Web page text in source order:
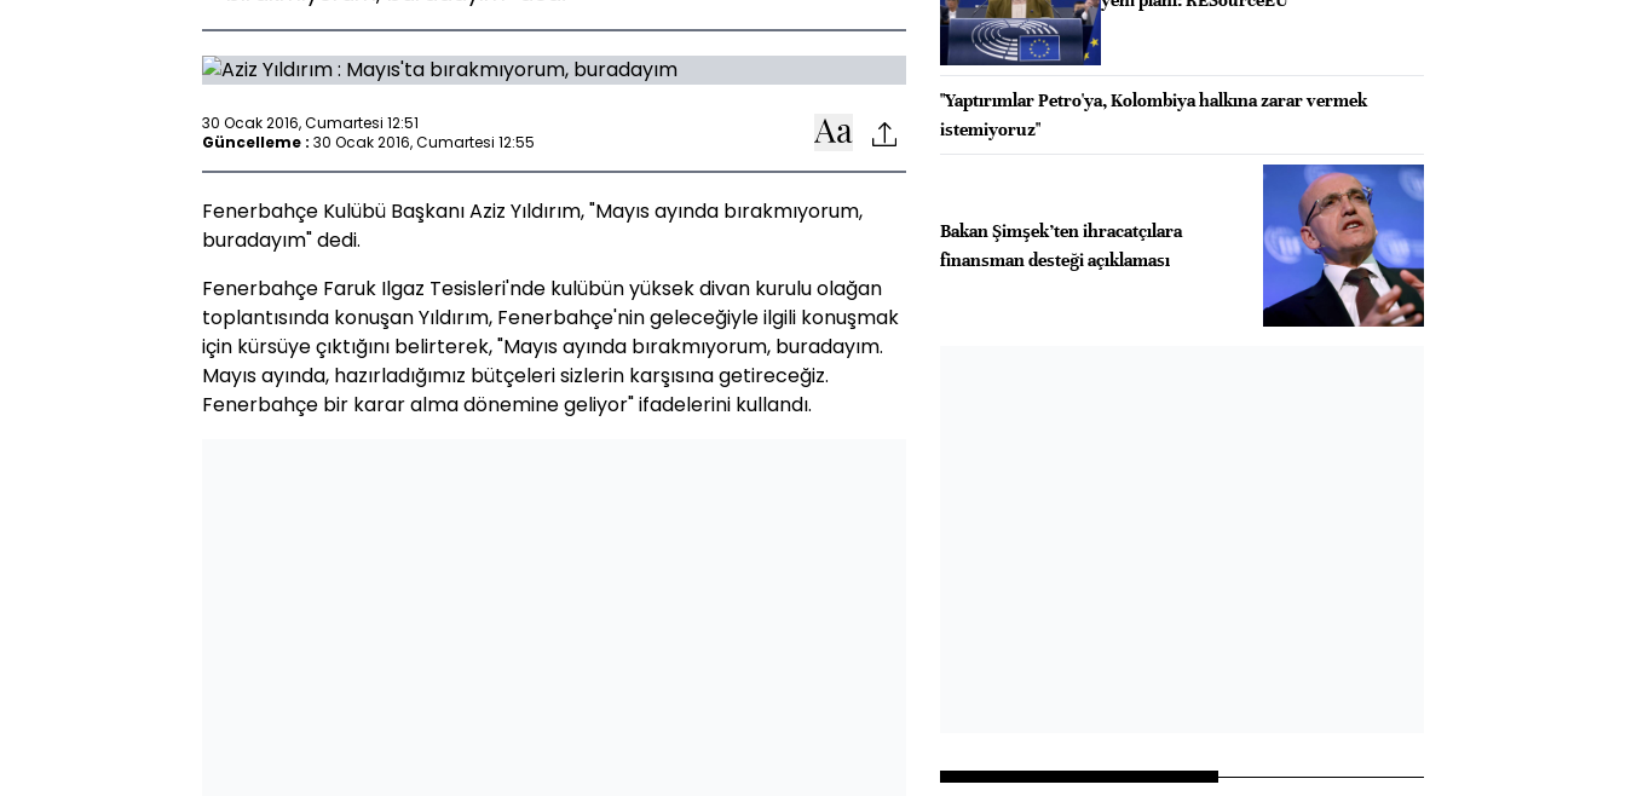
30 Ocak 2016, Cumartesi 12:51
Güncelleme : 30 Ocak 2016, Cumartesi 12:55
Fenerbahçe Kulübü Başkanı Aziz Yıldırım, "Mayıs ayında bırakmıyorum,
buradayım" dedi.
Fenerbahçe Faruk Ilgaz Tesisleri'nde kulübün yüksek divan kurulu olağan
toplantısında konuşan Yıldırım, Fenerbahçe'nin geleceğiyle ilgili konuşmak
için kürsüye çıktığını belirterek, "Mayıs ayında bırakmıyorum, buradayım.
Mayıs ayında, hazırladığımız bütçeleri sizlerin karşısına getireceğiz.
Fenerbahçe bir karar alma dönemine geliyor" ifadelerini kullandı.
"Yaptırımlar Petro'ya, Kolombiya halkına zarar vermek
istemiyoruz"
Bakan Şimşek’ten ihracatçılara
finansman desteği açıklaması